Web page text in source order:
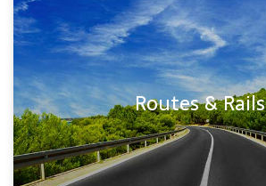
Routes & Rails